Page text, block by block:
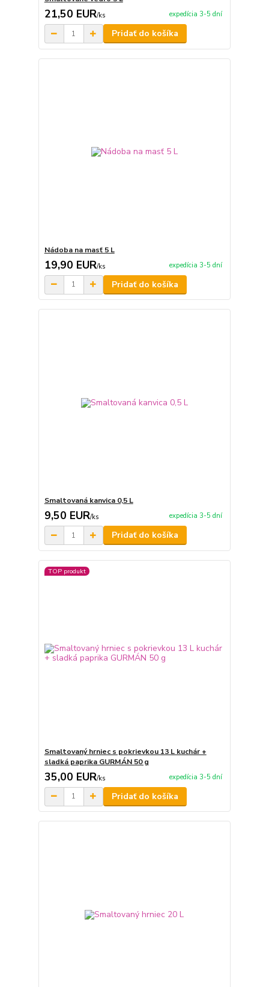
21,50 EUR/ks expedícia 3-5 dní
Pridať do košíka
Nádoba na masť 5 L
19,90 EUR/ks expedícia 3-5 dní
Pridať do košíka
Smaltovaná kanvica 0,5 L
9,50 EUR/ks expedícia 3-5 dní
Pridať do košíka
TOP produkt
Smaltovaný hrniec s pokrievkou 13 L kuchár +
sladká paprika GURMÁN 50 g
35,00 EUR/ks expedícia 3-5 dní
Pridať do košíka